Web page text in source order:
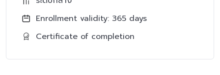
Enrollment validity: 365 days
Certificate of completion